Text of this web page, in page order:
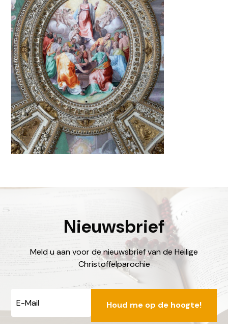
0513 – 432237 (di. en do. 09:00 - 11:00 uur)
info@dechristoffel.nl
Nieuwsbrief
Meld u aan voor de nieuwsbrief van de Heilige
Christoffelparochie